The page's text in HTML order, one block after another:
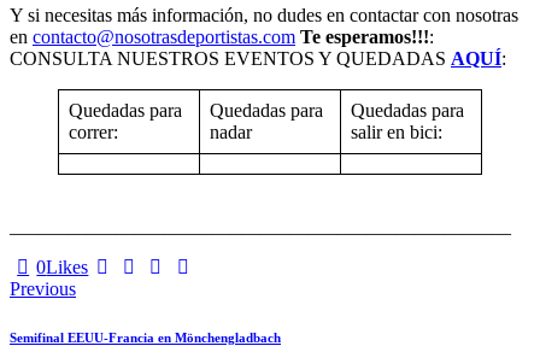
Y si necesitas más información, no dudes en contactar con nosotras
en contacto@nosotrasdeportistas.com Te esperamos!!!:
CONSULTA NUESTROS EVENTOS Y QUEDADAS AQUÍ:
Quedadas para
correr:
Quedadas para
nadar
Quedadas para
salir en bici:
0Likes
Navegación
de
Previous
Semifinal EEUU-Francia en Mönchengladbach